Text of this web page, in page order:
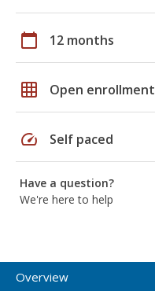
calendar_today 12 months
grid_on Open enrollment
speed Self paced
Have a question?
We're here to help
Overview